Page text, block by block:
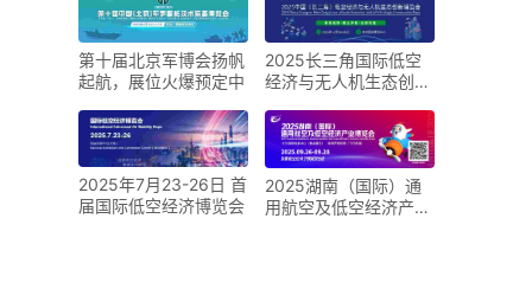
第十届北京军博会扬帆
起航，展位火爆预定中
2025长三角国际低空
经济与无人机生态创新
智控峰会
2025年7月23-26日 首
届国际低空经济博览会
2025湖南（国际）通
用航空及低空经济产业